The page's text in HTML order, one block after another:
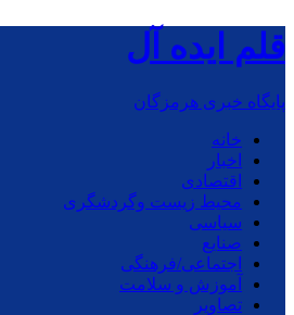
قلم ایده آل
پایگاه خبری هرمزگان
خانه
اخبار
اقتصادی
محیط زیست وگردشگری
سیاسی
صنایع
اجتماعی/فرهنگی
آموزش و سلامت
تصاویر